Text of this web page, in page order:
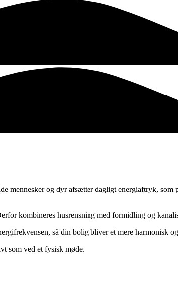
mennesker og dyr afsætter dagligt energiaftryk,
kombineres husrensning med formidling og
så din bolig bliver et mere harmonisk
som ved et fysisk møde.